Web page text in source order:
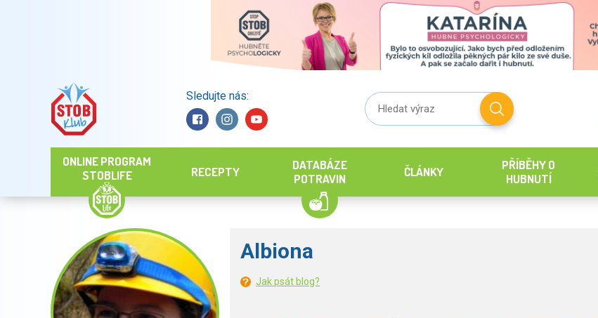
Sledujte nás:
ONLINE PROGRAM
STOBLIFE
RECEPTY
DATABÁZE
POTRAVIN
ČLÁNKY
PŘÍBĚHY O
HUBNUTÍ
Albiona
Jak psát blog?